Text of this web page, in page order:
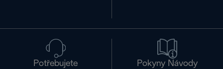
Potřebujete
Pokyny Návody